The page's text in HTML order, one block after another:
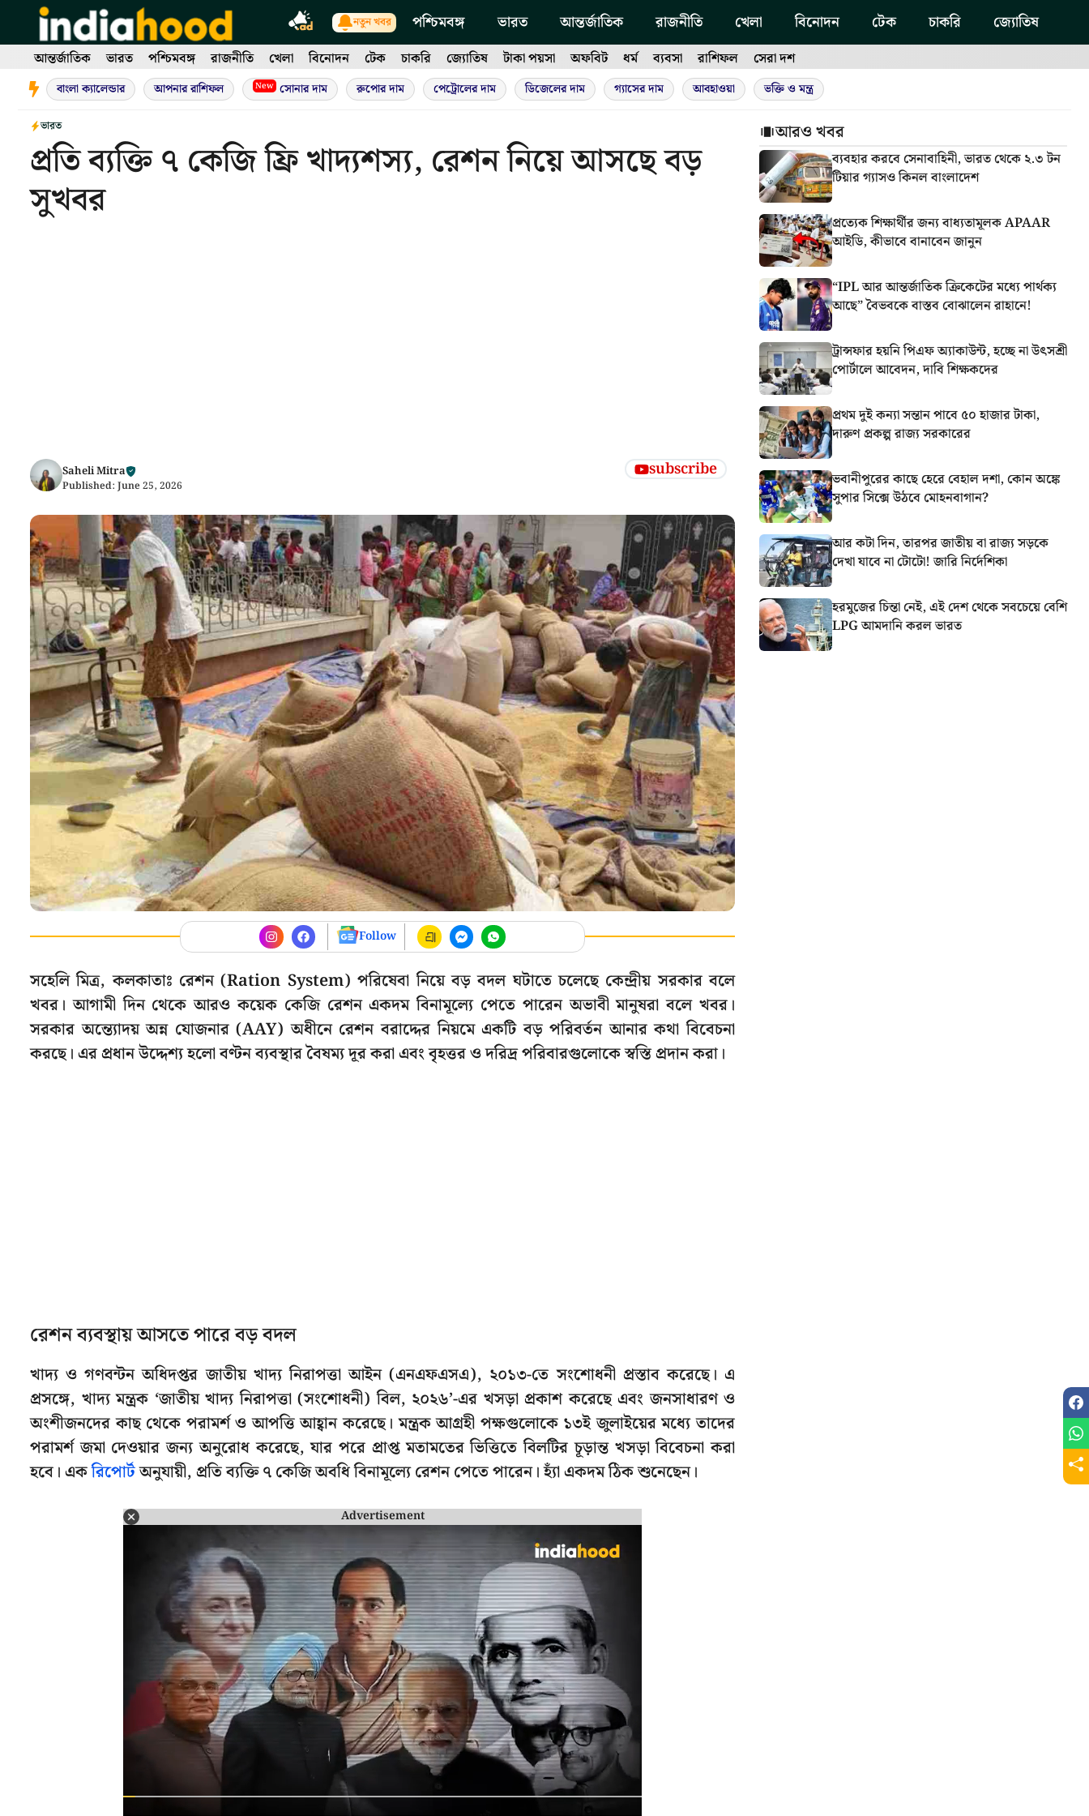
content
নতুন খবর পশ্চিমবঙ্গ ভারত আন্তর্জাতিক রাজনীতি খেলা বিনোদন টেক চাকরি জ্যোতিষ
আন্তর্জাতিক ভারত পশ্চিমবঙ্গ রাজনীতি খেলা বিনোদন টেক চাকরি জ্যোতিষ টাকা পয়সা অফবিট ধর্ম ব্যবসা রাশিফল সেরা দশ
বাংলা ক্যালেন্ডার আপনার রাশিফল New সোনার দাম রুপোর দাম পেট্রোলের দাম ডিজেলের দাম গ্যাসের দাম আবহাওয়া ভক্তি ও মন্ত্র
ভারত
প্রতি ব্যক্তি ৭ কেজি ফ্রি খাদ্যশস্য, রেশন নিয়ে আসছে বড়
সুখবর
Saheli Mitra
Published: June 25, 2026
subscribe
Follow
সহেলি মিত্র, কলকাতাঃ রেশন (Ration System) পরিষেবা নিয়ে বড় বদল ঘটাতে চলেছে কেন্দ্রীয় সরকার বলে
খবর। আগামী দিন থেকে আরও কয়েক কেজি রেশন একদম বিনামূল্যে পেতে পারেন অভাবী মানুষরা বলে খবর।
সরকার অন্ত্যোদয় অন্ন যোজনার (AAY) অধীনে রেশন বরাদ্দের নিয়মে একটি বড় পরিবর্তন আনার কথা বিবেচনা
করছে। এর প্রধান উদ্দেশ্য হলো বণ্টন ব্যবস্থার বৈষম্য দূর করা এবং বৃহত্তর ও দরিদ্র পরিবারগুলোকে স্বস্তি প্রদান করা।
রেশন ব্যবস্থায় আসতে পারে বড় বদল
খাদ্য ও গণবন্টন অধিদপ্তর জাতীয় খাদ্য নিরাপত্তা আইন (এনএফএসএ), ২০১৩-তে সংশোধনী প্রস্তাব করেছে। এ
প্রসঙ্গে, খাদ্য মন্ত্রক ‘জাতীয় খাদ্য নিরাপত্তা (সংশোধনী) বিল, ২০২৬’-এর খসড়া প্রকাশ করেছে এবং জনসাধারণ ও
অংশীজনদের কাছ থেকে পরামর্শ ও আপত্তি আহ্বান করেছে। মন্ত্রক আগ্রহী পক্ষগুলোকে ১৩ই জুলাইয়ের মধ্যে তাদের
পরামর্শ জমা দেওয়ার জন্য অনুরোধ করেছে, যার পরে প্রাপ্ত মতামতের ভিত্তিতে বিলটির চূড়ান্ত খসড়া বিবেচনা করা
হবে। একরিপোর্টঅনুযায়ী, প্রতি ব্যক্তি ৭ কেজি অবধি বিনামূল্যে রেশন পেতে পারেন। হ্যাঁ একদম ঠিক শুনেছেন।
Advertisement
আরও খবর
ব্যবহার করবে সেনাবাহিনী, ভারত থেকে ২.৩ টন
টিয়ার গ্যাসও কিনল বাংলাদেশ
প্রত্যেক শিক্ষার্থীর জন্য বাধ্যতামূলক APAAR
আইডি, কীভাবে বানাবেন জানুন
“IPL আর আন্তর্জাতিক ক্রিকেটের মধ্যে পার্থক্য
আছে” বৈভবকে বাস্তব বোঝালেন রাহানে!
ট্রান্সফার হয়নি পিএফ অ্যাকাউন্ট, হচ্ছে না উৎসশ্রী
পোর্টালে আবেদন, দাবি শিক্ষকদের
প্রথম দুই কন্যা সন্তান পাবে ৫০ হাজার টাকা,
দারুণ প্রকল্প রাজ্য সরকারের
ভবানীপুরের কাছে হেরে বেহাল দশা, কোন অঙ্কে
সুপার সিক্সে উঠবে মোহনবাগান?
আর কটা দিন, তারপর জাতীয় বা রাজ্য সড়কে
দেখা যাবে না টোটো! জারি নির্দেশিকা
হরমুজের চিন্তা নেই, এই দেশ থেকে সবচেয়ে বেশি
LPG আমদানি করল ভারত